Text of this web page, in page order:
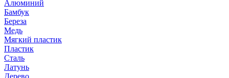
Алюминий
Бамбук
Береза
Медь
Мягкий пластик
Пластик
Сталь
Латунь
Дерево